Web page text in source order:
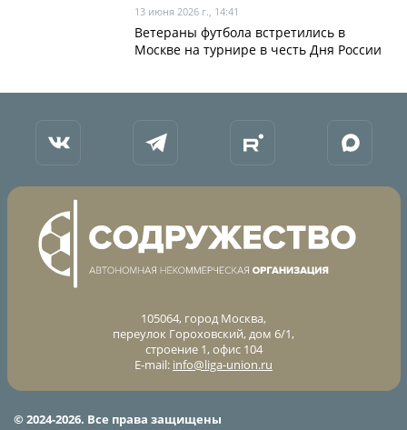
13 июня 2026 г., 14:41
Ветераны футбола встретились в
Москве на турнире в честь Дня России
105064, город Москва,
переулок Гороховский, дом 6/1,
строение 1, офис 104
E-mail: info@liga-union.ru
© 2024-2026. Все права защищены